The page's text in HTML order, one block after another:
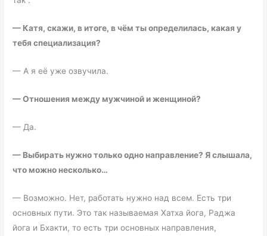
— Катя, скажи, в итоге, в чём ты определилась, какая у
тебя специализация?
— А я её уже озвучила.
—Отношения между мужчиной и женщиной?
— Да.
— Выбирать нужно только одно направление? Я слышала,
что можно несколько…
— Возможно. Нет, работать нужно над всем. Есть три
основных пути. Это так называемая Хатха йога, Раджа
йога и Бхакти, то есть три основных направления,